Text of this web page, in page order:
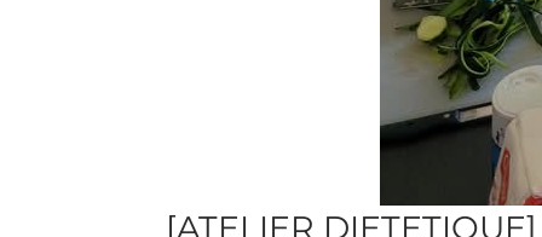
[ATELIER